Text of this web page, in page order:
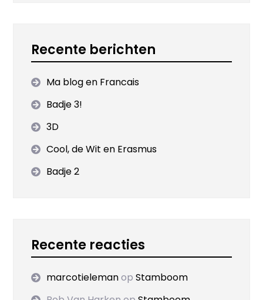
Recente berichten
Ma blog en Francais
Badje 3!
3D
Cool, de Wit en Erasmus
Badje 2
Recente reacties
marcotielemanopStamboom